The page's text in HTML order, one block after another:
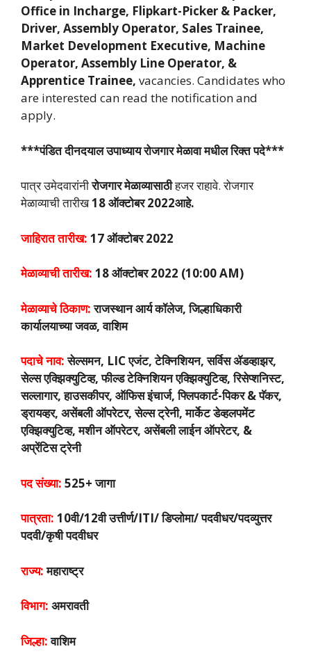
Office in Incharge, Flipkart-Picker & Packer,
Driver, Assembly Operator, Sales Trainee,
Market Development Executive, Machine
Operator, Assembly Line Operator, &
Apprentice Trainee, vacancies. Candidates who
are interested can read the notification and
apply.
***पंडित दीनदयाल उपाध्याय रोजगार मेळावा मधील रिक्त पदे***
पात्र उमेदवारांनीरोजगार मेळाव्यासाठीहजर राहावे. रोजगार
मेळाव्याची तारीख18 ऑक्टोबर 2022आहे.
जाहिरात तारीख: 17 ऑक्टोबर 2022
मेळाव्याची तारीख: 18 ऑक्टोबर 2022 (10:00 AM)
मेळाव्याचे ठिकाण:राजस्थान आर्य कॉलेज, जिल्हाधिकारी
कार्यालयाच्या जवळ, वाशिम
पदाचे नाव:सेल्समन, LIC एजंट, टेक्निशियन, सर्विस ॲडव्हाझर,
सेल्स एक्झिक्युटिव्ह, फील्ड टेक्निशियन एक्झिक्युटिव्ह, रिसेप्शनिस्ट,
सल्लागार, हाउसकीपर, ऑफिस इंचार्ज, फ्लिपकार्ट-पिकर & पॅकर,
ड्रायव्हर, असेंबली ऑपरेटर, सेल्स ट्रेनी, मार्केट डेव्हलपमेंट
एक्झिक्युटिव्ह, मशीन ऑपरेटर, असेंबली लाईन ऑपरेटर, &
अप्रेंटिस ट्रेनी
पद संख्या: 525+ जागा
पात्रता: 10वी/12वी उत्तीर्ण/ITI/ डिप्लोमा/ पदवीधर/पदव्युत्तर
पदवी/कृषी पदवीधर
राज्य:महाराष्ट्र
विभाग: अमरावती
जिल्हा:वाशिम